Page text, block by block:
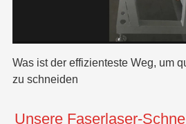
Was ist der effizienteste Weg, um
zu schneiden
Unsere Faserlaser-